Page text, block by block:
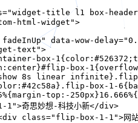
title l1 box-header">
html-widget">
data-wow-
text">
box-
box-
8s linear infinite}.flip-
box-1-
top:-
奇思妙想-科技小新</div>
class="flip-box-1-1">网站